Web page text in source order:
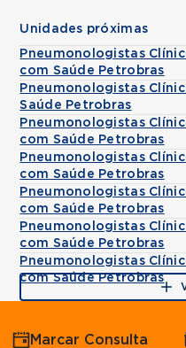
Unidades próximas
Pneumonologistas
com Saúde Petrobras
Pneumonologistas
Saúde Petrobras
Pneumonologistas
com Saúde Petrobras
Pneumonologistas
com Saúde Petrobras
Pneumonologistas
com Saúde Petrobras
Pneumonologistas
com Saúde Petrobras
Pneumonologistas
com Saúde Petrobras
Marcar Consulta